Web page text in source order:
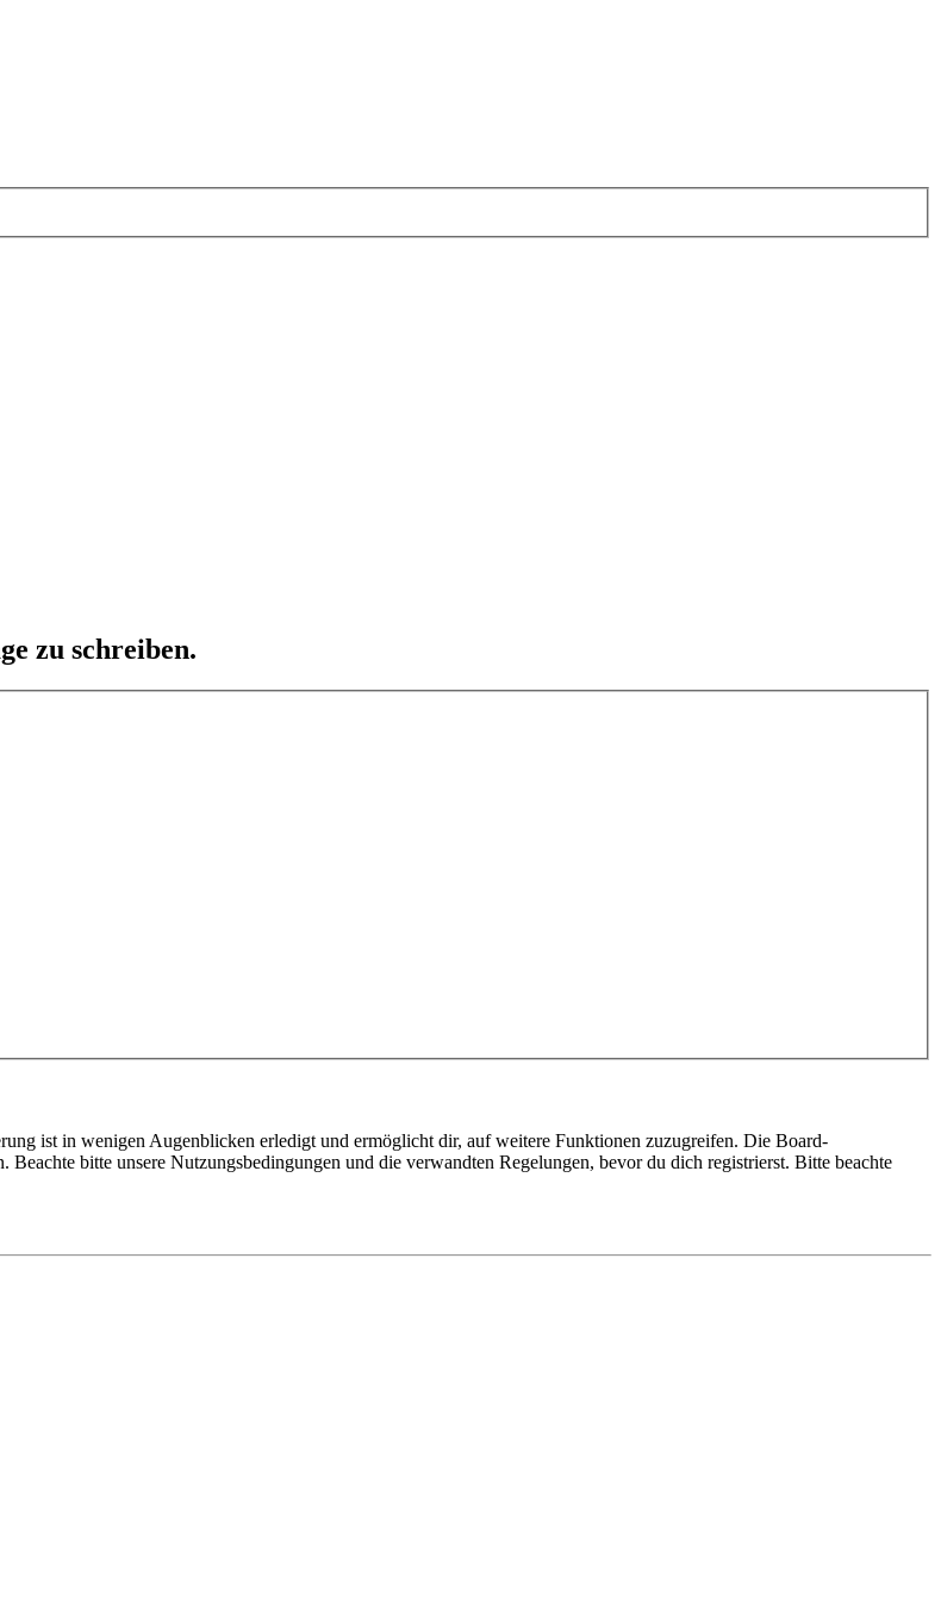
zu schreiben.
ist in wenigen Augenblicken erledigt und ermöglicht dir, auf weitere Funktionen zuzugreifen. Die Board-
bitte unsere Nutzungsbedingungen und die verwandten Regelungen, bevor du dich registrierst. Bitte beachte